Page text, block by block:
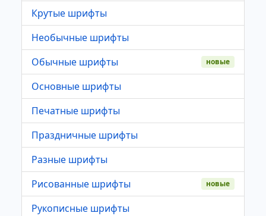
Крутые шрифты
Необычные шрифты
Обычные шрифты
новые
Основные шрифты
Печатные шрифты
Праздничные шрифты
Разные шрифты
Рисованные шрифты
новые
Рукописные шрифты